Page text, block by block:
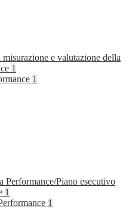
misurazione e valutazione della
1
1
Performance/Piano esecutivo
1
1